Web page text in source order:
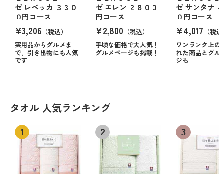
ゼ レベッカ ３３０
０円コース
¥3,206 （税込）
実用品からグルメま
で。引き出物にも人気
です
ゼ エレン ２８００
円コース
¥2,800 （税込）
手頃な価格で大人気！
グルメページも掲載！
ゼ サンタナ
０円コース
¥4,017 （
ワンランク上
れた商品とグ
ジも
タオル 人気ランキング